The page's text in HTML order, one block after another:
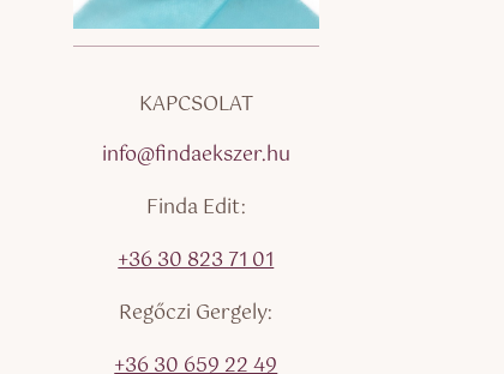
KAPCSOLAT
info@findaekszer.hu
Finda Edit:
+36 30 823 71 01
Regőczi Gergely:
+36 30 659 22 49